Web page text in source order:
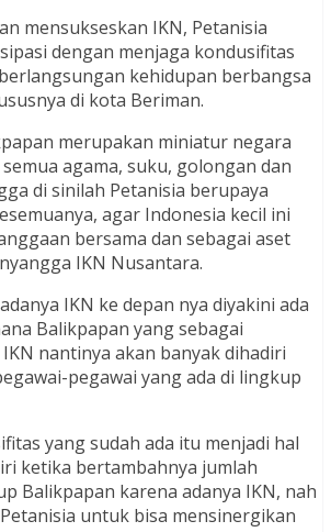
mensukseskan IKN, Petanisia
dengan menjaga kondusifitas
kehidupan berbangsa
di kota Beriman.
merupakan miniatur negara
agama, suku, golongan dan
di sinilah Petanisia berupaya
agar Indonesia kecil ini
bersama dan sebagai aset
IKN Nusantara.
IKN ke depan nya diyakini ada
Balikpapan yang sebagai
nantinya akan banyak dihadiri
pegawai yang ada di lingkup
yang sudah ada itu menjadi hal
ketika bertambahnya jumlah
Balikpapan karena adanya IKN, nah
untuk bisa mensinergikan